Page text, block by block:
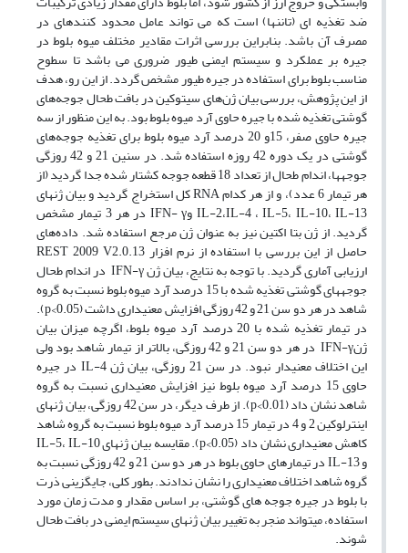
ضد تغذیه ای (تانن­­ها) است که می تواند عامل محدود کننده­ای در
مصرف آن باشد. بنابراین بررسی اثرات مقادیر مختلف میوه بلوط در
جیره بر عملکرد و سیستم ایمنی طیور ضروری می باشد تا سطوح
مناسب بلوط برای استفاده در جیره طیور مشخص گردد. از این رو، هدف
از این پژوهش، بررسی بیان ژن‌های سیتوکین در بافت طحال جوجه‌های
گوشتی تغذیه شده با جیره حاوی آرد میوه بلوط بود. به این منظور از سه
جیره حاوی صفر، 15و 20 درصد آرد میوه بلوط برای تغذیه جوجه‌های
گوشتی در یک دوره 42 روزه استفاده شد. در سنین 21 و 42 روزگی
جوجه­ها، اندام طحال از تعداد 18 قطعه جوجه کشتار شده جدا گردید (از
هر تیمار 6 عدد)، و از هر کدام RNA کل استخراج گردید و بیان ژن­های
IL-2،IL-4 ، IL-5، IL-10، IL-13 وIFN- γ در هر 3 تیمار مشخص
گردید. از ژن بتا اکتین نیز به عنوان ژن مرجع استفاده شد. داده‌های
حاصل از این بررسی با استفاده از نرم افزار REST 2009 V2.0.13
ارزیابی آماری گردید. با توجه به نتایج، بیان ژن IFN-γ در اندام طحال
جوجه­های گوشتی تغذیه شده با 15 درصد آرد میوه بلوط نسبت به گروه
شاهد در هر دو سن 21 و 42 روزگی افزایش معنی­داری داشت (p<0.05).
در تیمار تغذیه شده با 20 درصد آرد میوه بلوط، اگرچه میزان بیان
ژنIFN-γ در هر دو سن 21 و 42 روزگی، بالاتر از تیمار شاهد بود ولی
این اختلاف معنی­دار نبود. در سن 21 روزگی، بیان ژن IL-4 در جیره
حاوی 15 درصد آرد میوه بلوط نیز افزایش معنی­داری نسبت به گروه
شاهد نشان داد (p<0.01). از طرف دیگر، در سن 42 روزگی، بیان ژن­های
اینترلوکین 2 و 4 در تیمار 15 درصد آرد میوه بلوط نسبت به گروه شاهد
کاهش معنی­داری نشان داد (p<0.05). مقایسه بیان ژن­های IL-5، IL-10
و IL-13 در تیمارهای حاوی بلوط در هر دو سن 21 و 42 روزگی نسبت به
گروه شاهد اختلاف معنی­داری را نشان ندادند. بطور کلی، جایگزینی ذرت
با بلوط در جیره جوجه های گوشتی، بر اساس مقدار و مدت زمان مورد
استفاده، می­تواند منجر به تغییر بیان ژن­های سیستم ایمنی در بافت طحال
شوند.